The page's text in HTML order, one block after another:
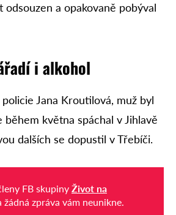
a opakovaně pobýval
i alkohol
Jana Kroutilová, muž byl
během května spáchal v Jihlavě
dalších se dopustil v Třebíči.
FB skupiny Život na
žádná zpráva vám neunikne.